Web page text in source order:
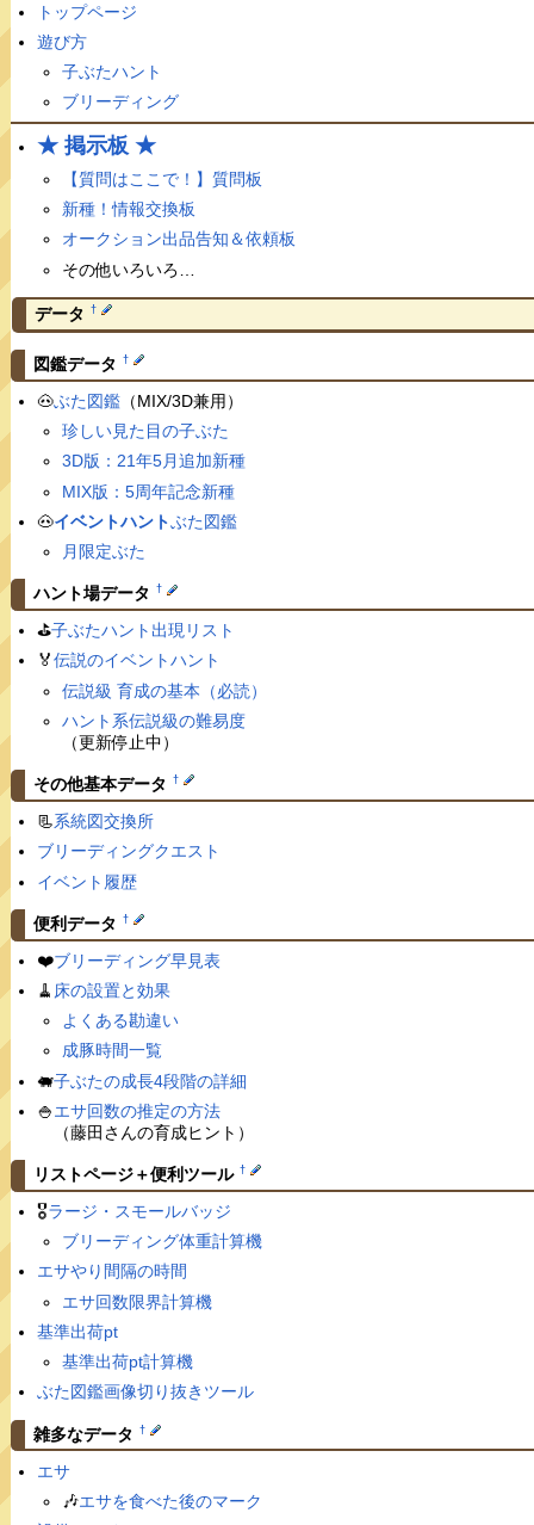
トップページ
遊び方
子ぶたハント
ブリーディング
★ 掲示板 ★
【質問はここで！】質問板
新種！情報交換板
オークション出品告知＆依頼板
その他いろいろ…
データ †
図鑑データ †
🐽ぶた図鑑（MIX/3D兼用）
珍しい見た目の子ぶた
3D版：21年5月追加新種
MIX版：5周年記念新種
🐽イベントハントぶた図鑑
月限定ぶた
ハント場データ †
⛳️子ぶたハント出現リスト
🏅伝説のイベントハント
伝説級 育成の基本（必読）
ハント系伝説級の難易度
（更新停止中）
その他基本データ †
📃系統図交換所
ブリーディングクエスト
イベント履歴
便利データ †
❤️ブリーディング早見表
🧹 床の設置と効果
よくある勘違い
成豚時間一覧
🐖子ぶたの成長4段階の詳細
🍚エサ回数の推定の方法
（藤田さんの育成ヒント）
リストページ＋便利ツール †
🎖ラージ・スモールバッジ
ブリーディング体重計算機
エサやり間隔の時間
エサ回数限界計算機
基準出荷pt
基準出荷pt計算機
ぶた図鑑画像切り抜きツール
雑多なデータ †
エサ
🎶エサを食べた後のマーク